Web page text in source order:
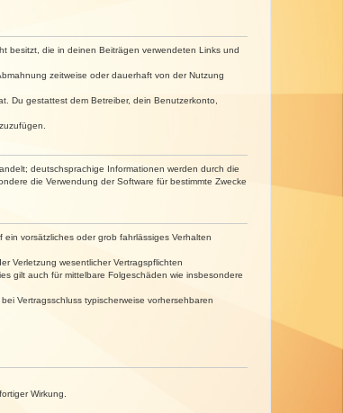
besitzt, die in deinen Beiträgen verwendeten Links und
zeitweise oder dauerhaft von der Nutzung
Du gestattest dem Betreiber, dein Benutzerkonto,
deutschsprachige Informationen werden durch die
die Verwendung der Software für bestimmte Zwecke
vorsätzliches oder grob fahrlässiges Verhalten
Verletzung wesentlicher Vertragspflichten
gilt auch für mittelbare Folgeschäden wie insbesondere
Vertragsschluss typischerweise vorhersehbaren
Wirkung.